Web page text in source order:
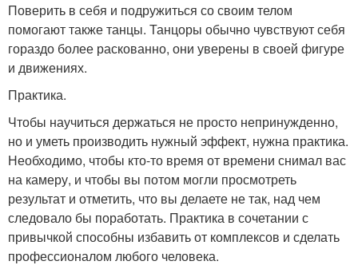
Поверить в себя и подружиться со своим телом
помогают также танцы. Танцоры обычно чувствуют себя
гораздо более раскованно, они уверены в своей фигуре
и движениях.
Практика.
Чтобы научиться держаться не просто непринужденно,
но и уметь производить нужный эффект, нужна практика.
Необходимо, чтобы кто-то время от времени снимал вас
на камеру, и чтобы вы потом могли просмотреть
результат и отметить, что вы делаете не так, над чем
следовало бы поработать. Практика в сочетании с
привычкой способны избавить от комплексов и сделать
профессионалом любого человека.